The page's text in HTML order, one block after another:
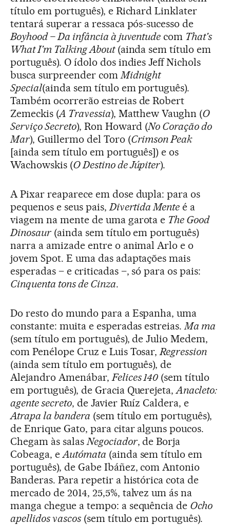
título em português), e Richard Linklater
tentará superar a ressaca pós-sucesso de
Boyhood – Da infância à juventude com That's
What I'm Talking About(ainda sem título em
português). O ídolo dos indies Jeff Nichols
busca surpreender com Midnight
Special(ainda sem título em português).
Também ocorrerão estreias de Robert
Zemeckis (A Travessia), Matthew Vaughn (O
Serviço Secreto), Ron Howard (No Coração do
Mar), Guillermo del Toro (Crimson Peak
[ainda sem título em português]) e os
Wachowskis (O Destino de Júpiter).
A Pixar reaparece em dose dupla: para os
pequenos e seus pais, Divertida Mente é a
viagem na mente de uma garota e The Good
Dinosaur(ainda sem título em português)
narra a amizade entre o animal Arlo e o
jovem Spot. E uma das adaptações mais
esperadas – e criticadas –, só para os pais:
Cinquenta tons de Cinza.
Do resto do mundo para a Espanha, uma
constante: muita e esperadas estreias. Ma ma
(sem título em português), de Julio Medem,
com Penélope Cruz e Luis Tosar,Regression
(ainda sem título em português), de
Alejandro Amenábar, Felices 140 (sem título
em português), de Gracia Querejeta,Anacleto:
agente secreto, de Javier Ruíz Caldera, e
Atrapa la bandera (sem título em português),
de Enrique Gato, para citar alguns poucos.
Chegam às salas Negociador, de Borja
Cobeaga, e Autómata (ainda sem título em
português), de Gabe Ibáñez, com Antonio
Banderas. Para repetir a histórica cota de
mercado de 2014, 25,5%, talvez um ás na
manga chegue a tempo: a sequência de Ocho
apellidos vascos(sem título em português).